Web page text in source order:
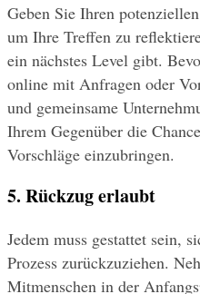
Geben Sie Ihren
um Ihre Treffen zu
ein nächstes Level gibt.
online mit Anfragen oder
und gemeinsame
Ihrem Gegenüber die
Vorschläge einzubringen.
5. Rückzug erlaubt
Jedem muss gestattet sein,
Prozess zurückzuziehen.
Mitmenschen in der